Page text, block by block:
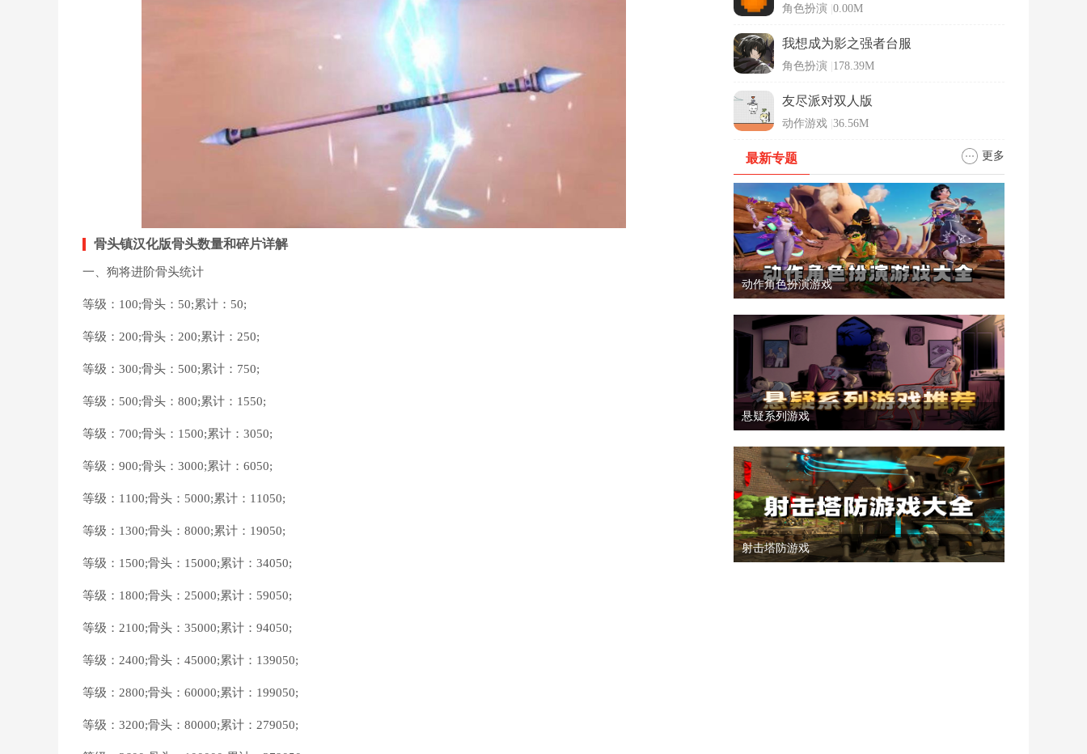
骨头镇汉化版骨头数量和碎片详解
一、狗将进阶骨头统计
等级：100;骨头：50;累计：50;
等级：200;骨头：200;累计：250;
等级：300;骨头：500;累计：750;
等级：500;骨头：800;累计：1550;
等级：700;骨头：1500;累计：3050;
等级：900;骨头：3000;累计：6050;
等级：1100;骨头：5000;累计：11050;
等级：1300;骨头：8000;累计：19050;
等级：1500;骨头：15000;累计：34050;
等级：1800;骨头：25000;累计：59050;
等级：2100;骨头：35000;累计：94050;
等级：2400;骨头：45000;累计：139050;
等级：2800;骨头：60000;累计：199050;
等级：3200;骨头：80000;累计：279050;
角色扮演 0.00M
我想成为影之强者台服
角色扮演 178.39M
友尽派对双人版
动作游戏 36.56M
最新专题 更多
动作角色扮演游戏
悬疑系列游戏
射击塔防游戏